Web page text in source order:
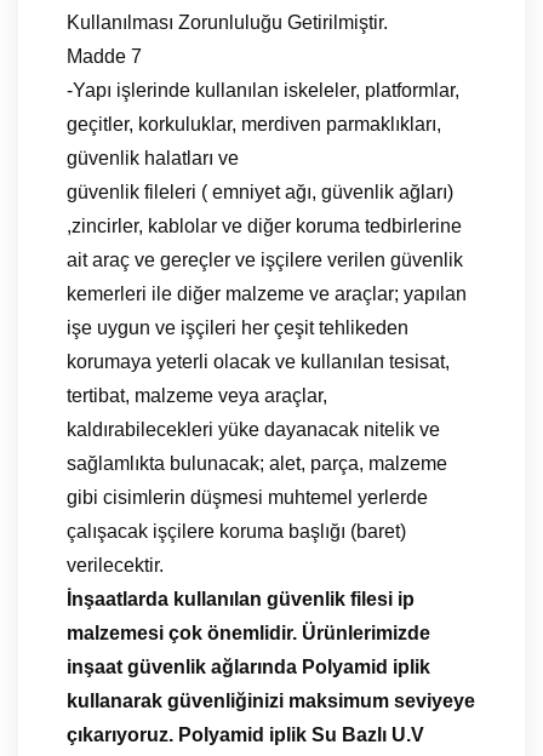
Kullanılması Zorunluluğu Getirilmiştir.
Madde 7
-Yapı işlerinde kullanılan iskeleler, platformlar,
geçitler, korkuluklar, merdiven parmaklıkları,
güvenlik halatları ve
güvenlik fileleri ( emniyet ağı, güvenlik ağları)
,zincirler, kablolar ve diğer koruma tedbirlerine
ait araç ve gereçler ve işçilere verilen güvenlik
kemerleri ile diğer malzeme ve araçlar; yapılan
işe uygun ve işçileri her çeşit tehlikeden
korumaya yeterli olacak ve kullanılan tesisat,
tertibat, malzeme veya araçlar,
kaldırabilecekleri yüke dayanacak nitelik ve
sağlamlıkta bulunacak; alet, parça, malzeme
gibi cisimlerin düşmesi muhtemel yerlerde
çalışacak işçilere koruma başlığı (baret)
verilecektir.
İnşaatlarda kullanılan güvenlik filesi ip
malzemesi çok önemlidir. Ürünlerimizde
inşaat güvenlik ağlarında Polyamid iplik
kullanarak güvenliğinizi maksimum seviyeye
çıkarıyoruz. Polyamid iplik Su Bazlı U.V